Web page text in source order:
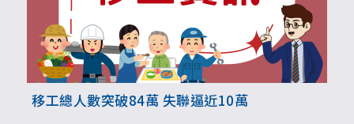
移工總人數突破84萬 失聯逼近10萬